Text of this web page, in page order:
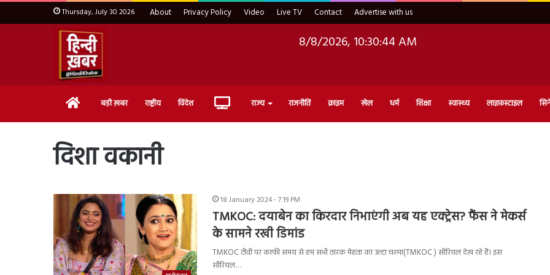
Thursday, July 30 2026 About Privacy Policy Video Live TV Contact Advertise with us
8/8/2026, 10:30:45 AM
Home बड़ी ख़बर राष्ट्रीय विदेश Live राज्य राजनीति क्राइम खेल धर्म शिक्षा स्वास्थ्य लाइफ़स्टाइल
दिशा वकानी
18 January 2024 - 7:19 PM
TMKOC: दयाबेन का किरदार निभाएंगी अब यह एक्ट्रेस? फैंस ने मेकर्स
के सामने रखी डिमांड
TMKOC टीवी पर काफी समय से हम सभी तारक मेहता का उल्टा चश्मा(TMKOC ) सीरियल देख रहे हैं। इस
सीरियल…